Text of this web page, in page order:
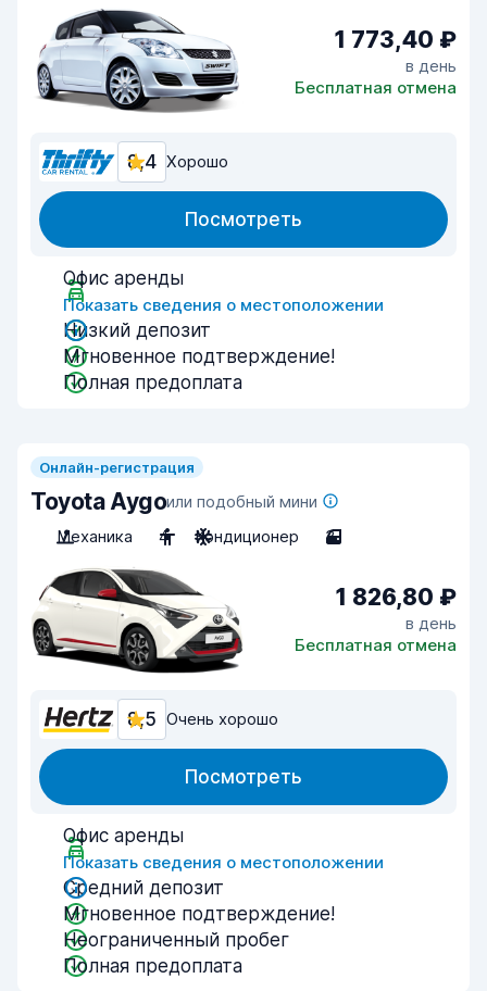
1 773,40 ₽
в день
Бесплатная отмена
8,4 Хорошо
Посмотреть
Офис аренды
Показать сведения о местоположении
Низкий депозит
Мгновенное подтверждение!
Полная предоплата
Онлайн-регистрация
Toyota Aygoили подобный мини
Механика
4 Кондиционер 3
1 826,80 ₽
в день
Бесплатная отмена
8,5 Очень хорошо
Посмотреть
Офис аренды
Показать сведения о местоположении
Средний депозит
Мгновенное подтверждение!
Неограниченный пробег
Полная предоплата